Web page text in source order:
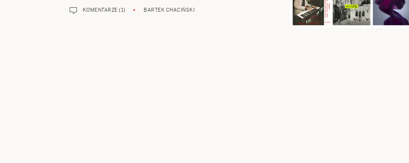
KOMENTARZE (1) BARTEK CHACIŃSKI